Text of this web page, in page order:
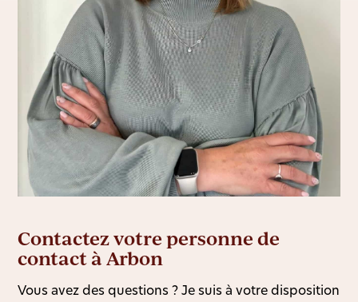
Contactez votre personne de
contact à Arbon
Vous avez des questions ? Je suis à votre disposition